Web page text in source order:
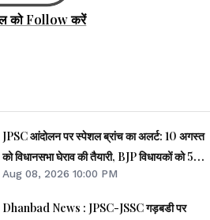
को Follow करें
JPSC आंदोलन पर स्पेशल ब्रांच का अलर्ट: 10 अगस्त
को विधानसभा घेराव की तैयारी, BJP विधायकों को 50-
50 हजार लोग जुटाने का टास्क
Aug 08, 2026 10:00 PM
Dhanbad News : JPSC-JSSC गड़बडी पर